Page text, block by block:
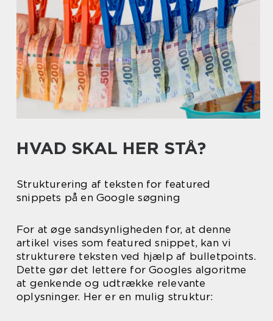
HVAD SKAL HER STÅ?
Strukturering af teksten for featured
snippets på en Google søgning
For at øge sandsynligheden for, at denne
artikel vises som featured snippet, kan vi
strukturere teksten ved hjælp af bulletpoints.
Dette gør det lettere for Googles algoritme
at genkende og udtrække relevante
oplysninger. Her er en mulig struktur: